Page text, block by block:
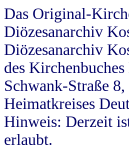
Das Original-
Diözesanarchiv
Diözesanarchiv
des
Schwank-Straße
Heimatkreises
Hinweis: Derzeit
erlaubt.